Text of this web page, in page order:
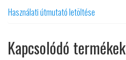
Használati útmutató letöltése
Kapcsolódó termékek